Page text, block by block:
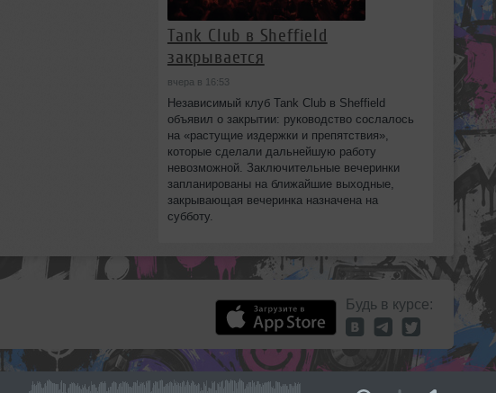
Tank Club в Sheffield
закрывается
вчера в 16:53
Независимый клуб Tank Club в Sheffield
объявил о закрытии: руководство сослалось
на «растущие издержки и препятствия»,
которые сделали дальнейшую работу
невозможной. Заключительные вечеринки
запланированы на ближайшие выходные,
закрывающая вечеринка назначена на
субботу.
Будь в курсе: